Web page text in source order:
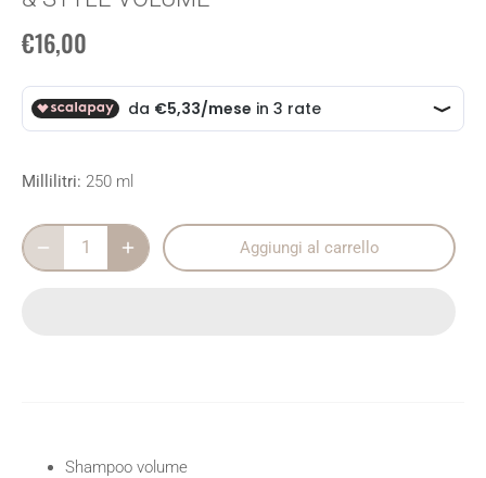
€16,00
Millilitri: 250 ml
Aggiungi al carrello
Shampoo volume